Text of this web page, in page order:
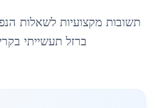
תשובות מקצועיות לשאלות
ברזל תעשייתי ב